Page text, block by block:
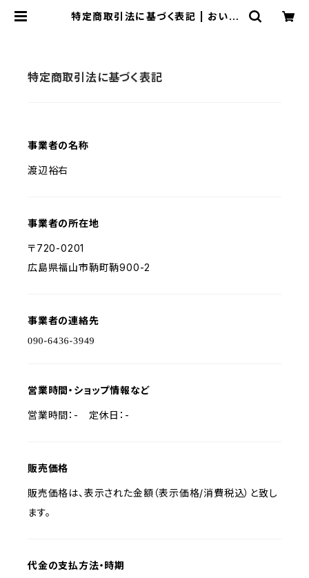
特定商取引法に基づく表記 | おいし
特定商取引法に基づく表記
事業者の名称
渡辺裕右
事業者の所在地
〒720-0201
広島県福山市鞆町鞆900-2
事業者の連絡先
営業時間・ショップ情報など
営業時間：- 定休日：-
販売価格
販売価格は、表示された金額（表示価格/消費税込）と致し
ます。
代金の支払方法・時期